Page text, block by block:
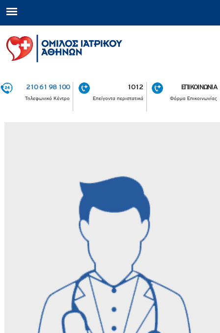
210 61 98 100
Τηλεφωνικό Κέντρο
1012
Επείγοντα περιστατικά
ΕΠΙΚΟΙΝΩΝΙΑ
Φόρμα Επικοινωνίας